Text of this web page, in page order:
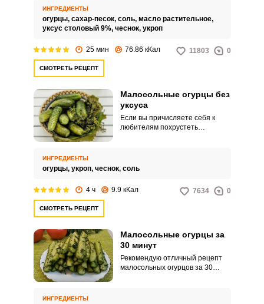
ИНГРЕДИЕНТЫ
огурцы, сахар-песок, соль, масло растительное,
уксус столовый 9%, чеснок, укроп
25 мин 76.86 кКал 11803 0
СМОТРЕТЬ РЕЦЕПТ
Малосольные огурцы без
уксуса
Если вы причисляете себя к
любителям похрустеть
который мы представим вашему
вниманию, станет настоящей
малосольные огурцы можно
найдутся у вас под рукой.
ИНГРЕДИЕНТЫ
огурцы, укроп, чеснок, соль
4 ч 9.9 кКал 7634 0
СМОТРЕТЬ РЕЦЕПТ
Малосольные огурцы за
30 минут
Рекомендую отличный рецепт
малосольных огурцов за 30
ИНГРЕДИЕНТЫ